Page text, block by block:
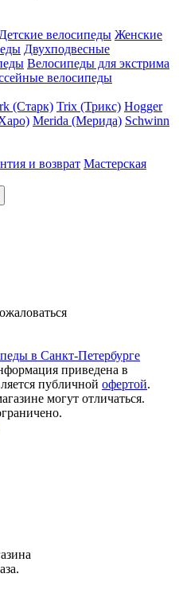
Детские велосипеды Женские
Двухподвесные
Велосипеды для экстрима
велосипеды
(Старк) Trix (Трикс) Hogger
Merida (Мерида) Schwinn
и возврат Мастерская
в Санкт-Петербурге
приведена в
публичной офертой.
могут отличаться.